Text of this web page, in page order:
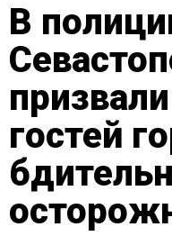
В
гостей